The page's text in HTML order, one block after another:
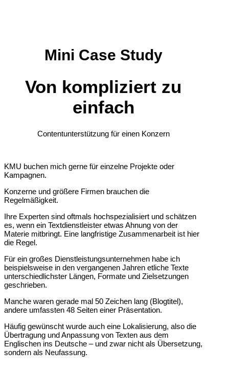
Mini Case Study
Von kompliziert zu
einfach
Contentunterstützung für einen Konzern
KMU buchen mich gerne für einzelne Projekte oder
Kampagnen.
Konzerne und größere Firmen brauchen die
Regelmäßigkeit.
Ihre Experten sind oftmals hochspezialisiert und schätzen
es, wenn ein Textdienstleister etwas Ahnung von der
Materie mitbringt. Eine langfristige Zusammenarbeit ist hier
die Regel.
Für ein großes Dienstleistungsunternehmen habe ich
beispielsweise in den vergangenen Jahren etliche Texte
unterschiedlichster Längen, Formate und Zielsetzungen
geschrieben.
Manche waren gerade mal 50 Zeichen lang (Blogtitel),
andere umfassten 48 Seiten einer Präsentation.
Häufig gewünscht wurde auch eine Lokalisierung, also die
Übertragung und Anpassung von Texten aus dem
Englischen ins Deutsche – und zwar nicht als Übersetzung,
sondern als Neufassung.